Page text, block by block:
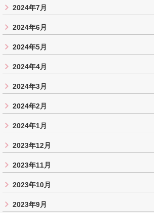
2024年7月
2024年6月
2024年5月
2024年4月
2024年3月
2024年2月
2024年1月
2023年12月
2023年11月
2023年10月
2023年9月